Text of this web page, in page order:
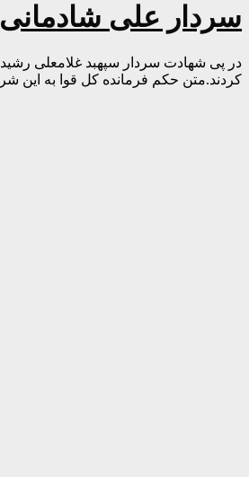
سردار علی شادمانی
در پی شهادت سردار سپهبد غلامعلی
کردند.متن حکم فرمانده کل قوا به این